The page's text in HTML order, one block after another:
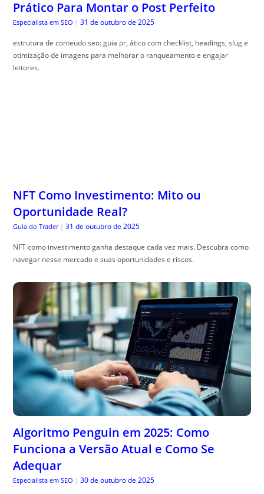
Prático Para Montar o Post Perfeito
Especialista em SEO | 31 de outubro de 2025
estrutura de conteudo seo: guia pr, ático com checklist, headings, slug e
otimização de imagens para melhorar o ranqueamento e engajar
leitores.
NFT Como Investimento: Mito ou
Oportunidade Real?
Guia do Trader | 31 de outubro de 2025
NFT como investimento ganha destaque cada vez mais. Descubra como
navegar nesse mercado e suas oportunidades e riscos.
Algoritmo Penguin em 2025: Como
Funciona a Versão Atual e Como Se
Adequar
Especialista em SEO | 30 de outubro de 2025